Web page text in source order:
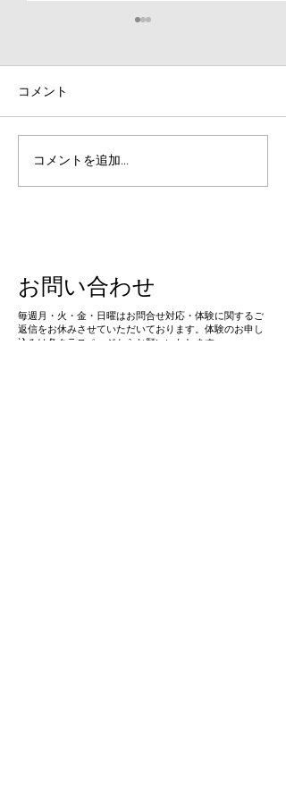
【必見！】短距離走のス
タートダッシュの極意
コメント
コメントを追加…
お問い合わせ
​毎週月・火・金・日曜はお問合せ対応・体験に関するご
返信をお休みさせていただいております。体験のお申し
込みは各クラスページからお願いいたします。